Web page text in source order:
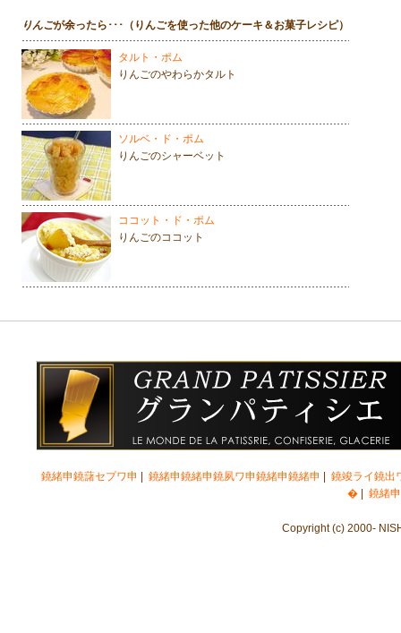
りんごが余ったら･･･（りんごを使った他のケーキ＆お菓子レシピ）
タルト・ポム
りんごのやわらかタルト
ソルベ・ド・ポム
りんごのシャーベット
ココット・ド・ポム
りんごのココット
鐃緒申鐃藷セプワ申 鐃緒申鐃緒申鐃夙ワ申鐃緒申鐃緒申
鐃竣ライ鐃
�
鐃緒
Copyright (c) 2000-